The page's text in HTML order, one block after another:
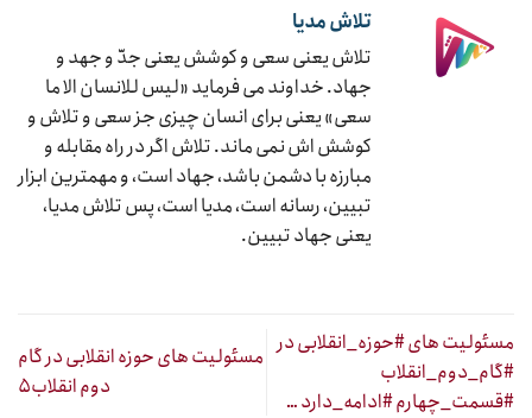
تلاش مدیا
تلاش یعنی سعی و کوشش یعنی جدّ و جهد و
جهاد. خداوند می فرماید «لیس للانسان الا ما
سعی» یعنی برای انسان چیزی جز سعی و تلاش و
کوشش اش نمی ماند. تلاش اگر در راه مقابله و
مبارزه با دشمن باشد، جهاد است، و مهمترین ابزار
تبیین، رسانه است، مدیا است، پس تلاش مدیا،
یعنی جهاد تبیین.
مسئولیت های #حوزه_انقلابی در
#گام_دوم_انقلاب
#قسمت_چهارم #ادامه_دارد …
مسئولیت های حوزه انقلابی در گام
دوم انقلاب۵